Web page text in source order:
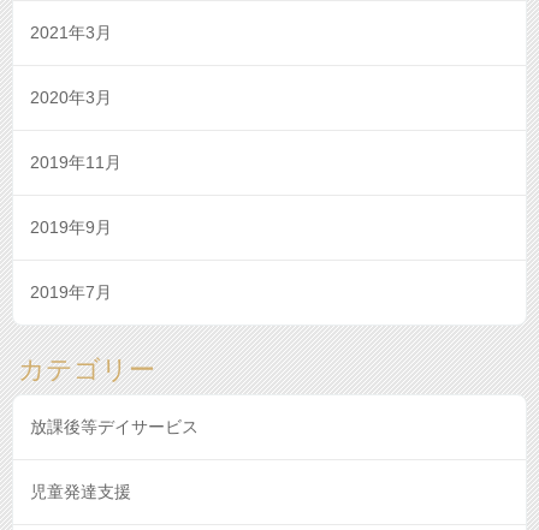
2021年3月
2020年3月
2019年11月
2019年9月
2019年7月
カテゴリー
放課後等デイサービス
児童発達支援